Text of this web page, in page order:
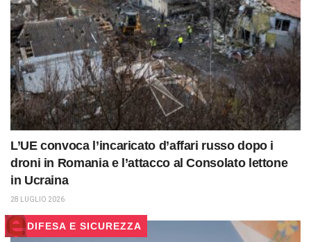
L’UE convoca l’incaricato d’affari russo dopo i
droni in Romania e l’attacco al Consolato lettone
in Ucraina
28 LUGLIO 2026
DIFESA E SICUREZZA